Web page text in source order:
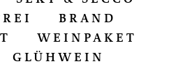
BRAND
WEINPAKET
GLÜHWEIN